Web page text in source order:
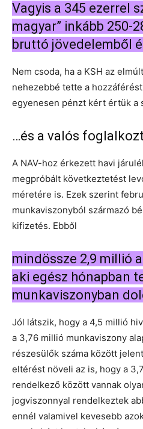
Vagyis a 345 ezerrel
magyar” inkább 250-
bruttó jövedelemből
Nem csoda, ha a KSH az
nehezebbé tette a
egyenesen pénzt kért értük a
…és a valós
A NAV-hoz érkezett havi
megpróbált következtetést
méretére is. Ezek szerint
munkaviszonyból származó
kifizetés. Ebből
mindössze 2,9 millió
aki egész hónapban
munkaviszonyban
Jól látszik, hogy a 4,5 millió
a 3,76 millió munkaviszony
részesülők száma között
eltérést növeli az is, hogy a
rendelkező között vannak
jogviszonnyal rendelkeztek
ennél valamivel kevesebb